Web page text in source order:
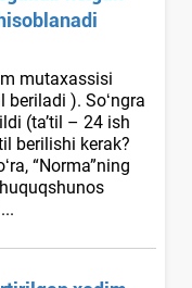
mutaхassisi
). Soʻngra
(ta’til – 24 ish
berilishi kerak?
“Norma”ning